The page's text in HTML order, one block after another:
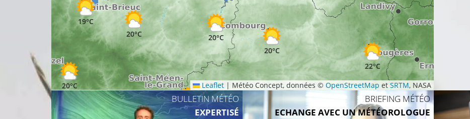
20°C
20°C
19°C
20°C
20°C
22°C
22°C
Leaflet | Météo Concept, données © OpenStreetMap et SRTM, NASA
BULLETIN MÉTÉO
EXPERTISÉ
BRIEFING MÉTÉO
ECHANGE AVEC UN MÉTÉOROLOGUE